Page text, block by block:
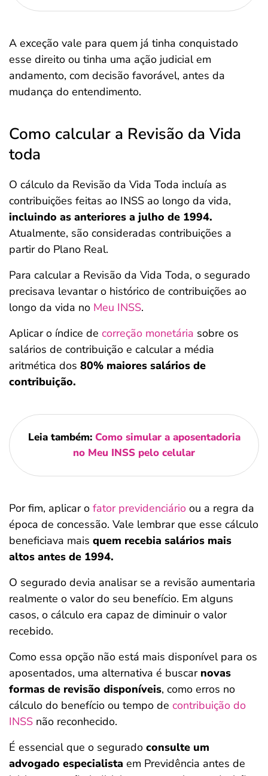
A exceção vale para quem já tinha conquistado
esse direito ou tinha uma ação judicial em
andamento, com decisão favorável, antes da
mudança do entendimento.
Como calcular a Revisão da Vida
toda
O cálculo da Revisão da Vida Toda incluía as
contribuições feitas ao INSS ao longo da vida,
incluindo as anteriores a julho de 1994.
Atualmente, são consideradas contribuições a
partir do Plano Real.
Para calcular a Revisão da Vida Toda, o segurado
precisava levantar o histórico de contribuições ao
longo da vida no Meu INSS.
Aplicar o índice de correção monetária sobre os
salários de contribuição e calcular a média
aritmética dos 80% maiores salários de
contribuição.
Leia também: Como simular a aposentadoria
no Meu INSS pelo celular
Por fim, aplicar o fator previdenciário ou a regra da
época de concessão. Vale lembrar que esse cálculo
beneficiava mais quem recebia salários mais
altos antes de 1994.
O segurado devia analisar se a revisão aumentaria
realmente o valor do seu benefício. Em alguns
casos, o cálculo era capaz de diminuir o valor
recebido.
Como essa opção não está mais disponível para os
aposentados, uma alternativa é buscar novas
formas de revisão disponíveis, como erros no
cálculo do benefício ou tempo de contribuição do
INSS não reconhecido.
É essencial que o segurado consulte um
advogado especialista em Previdência antes de